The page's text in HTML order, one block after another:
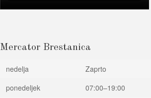
Mercator Brestanica
nedelja
Zaprto
ponedeljek
07:00–19:00